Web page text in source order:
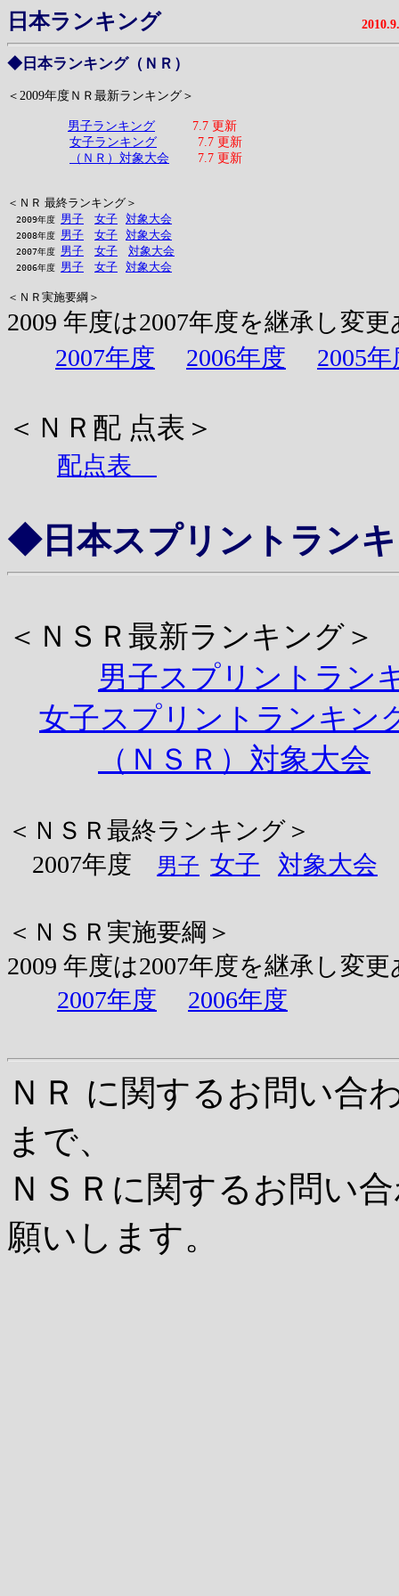
日本ランキング
◆ 日本ランキング（ＮＲ）
＜ 2009年度ＮＲ 最新ランキング＞
男子ランキング 7.7 更新
女子ランキング
7.7 更新
（ＮＲ）対象大会
7.7 更新
＜ＮＲ 最終ランキング＞
2009年度 男子 女子 対象大会
2008年度 男子 女子 対象大会
2007年度 男子 女子 対象大会
2006年度 男子 女子 対象大会
＜ＮＲ実施要綱＞
2009 年度は2007年度を継承し変
2007年度
2006年度 2005年
＜ＮＲ配 点表＞
配点表
◆日本スプリントラン
＜ ＮＳＲ 最新ランキング＞
男子スプリントラン
女子スプリントランキン
（ＮＳＲ）対象大会
＜ＮＳＲ最終ランキング＞
2007年度
男子 女子 対象大会
＜ＮＳＲ実施要綱＞
2009 年度は2007年度を継承し変
2007年度
2006年度
ＮＲ に関するお問い合
まで、
ＮＳＲに関するお問い
願いします。